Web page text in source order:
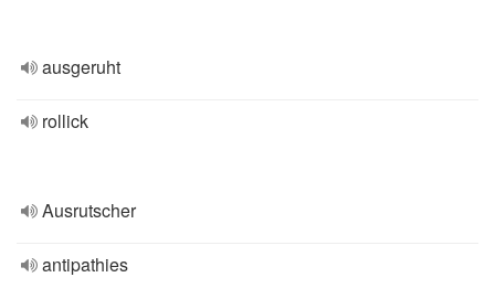
ausgeruht
rollick
Ausrutscher
antipathies